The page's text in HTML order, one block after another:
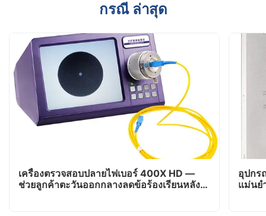
กรณี ล่าสุด
เครื่องตรวจสอบปลายไฟเบอร์ 400X HD —
ช่วยลูกค้าตะวันออกกลางลดข้อร้องเรียนหลัง
อุปกร
แม่นย